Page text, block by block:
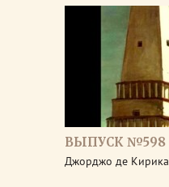
ВЫПУСК №598
Джорджо де Кирика